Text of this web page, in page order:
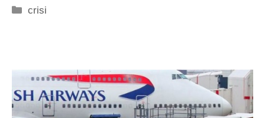
Categorie
crisi